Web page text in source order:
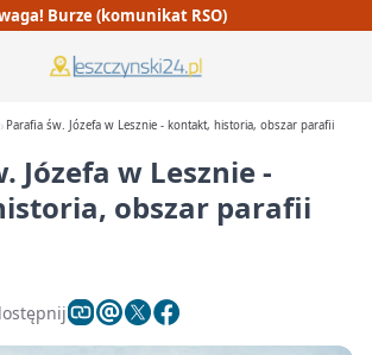
Burze (komunikat RSO)
Parafia św. Józefa w Lesznie - kontakt, historia, obszar parafii
Józefa w Lesznie -
obszar parafii